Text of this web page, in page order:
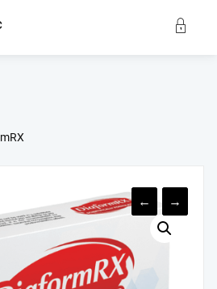
← →